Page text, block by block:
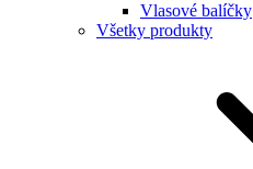
Vlasové balíčky
Všetky produkty